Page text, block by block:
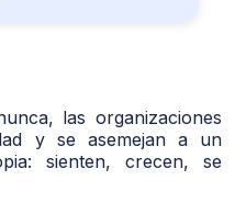
las organizaciones
y se asemejan a un
sienten, crecen, se